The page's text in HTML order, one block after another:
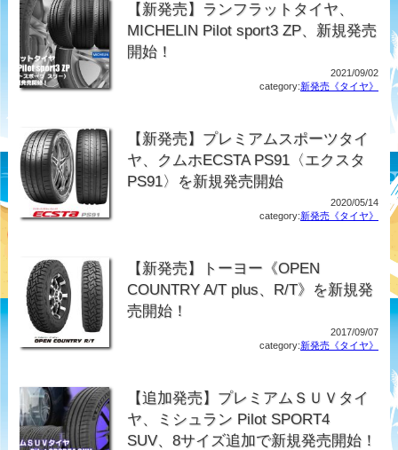
【新発売】ランフラットタイヤ、
MICHELIN Pilot sport3 ZP、新規発売
開始！
2021/09/02
category:新発売《タイヤ》
【新発売】プレミアムスポーツタイ
ヤ、クムホECSTA PS91〈エクスタ
PS91〉を新規発売開始
2020/05/14
category:新発売《タイヤ》
【新発売】トーヨー《OPEN
COUNTRY A/T plus、R/T》を新規発
売開始！
2017/09/07
category:新発売《タイヤ》
【追加発売】プレミアムＳＵＶタイ
ヤ、ミシュラン Pilot SPORT4
SUV、8サイズ追加で新規発売開始！